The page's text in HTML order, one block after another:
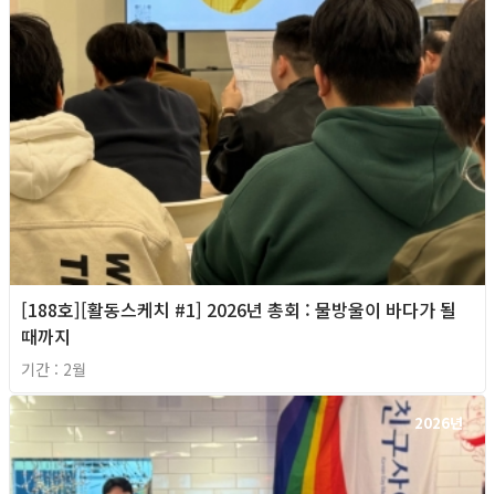
[188호][활동스케치 #1] 2026년 총회 : 물방울이 바다가 될
때까지
기간 : 2월
2026년